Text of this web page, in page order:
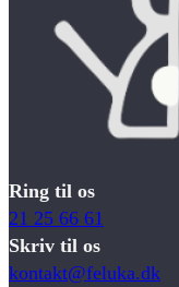
Ring til os
21 25 66 61
Skriv til os
kontakt@feluka.dk